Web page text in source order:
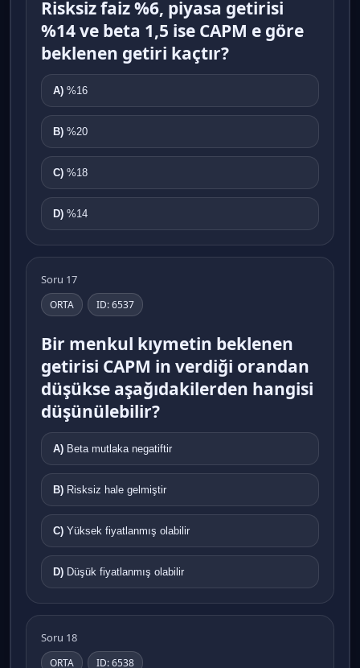
Risksiz faiz %6, piyasa getirisi
%14 ve beta 1,5 ise CAPM e göre
beklenen getiri kaçtır?
A) %16
B) %20
C) %18
D) %14
Soru 17
ORTA ID: 6537
Bir menkul kıymetin beklenen
getirisi CAPM in verdiği orandan
düşükse aşağıdakilerden hangisi
düşünülebilir?
A) Beta mutlaka negatiftir
B) Risksiz hale gelmiştir
C) Yüksek fiyatlanmış olabilir
D) Düşük fiyatlanmış olabilir
Soru 18
ORTA ID: 6538